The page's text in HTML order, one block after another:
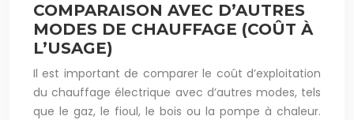
COMPARAISON AVEC D’AUTRES
MODES DE CHAUFFAGE (COÛT À
L’USAGE)
Il est important de comparer le coût d’exploitation
du chauffage électrique avec d’autres modes, tels
que le gaz, le fioul, le bois ou la pompe à chaleur.